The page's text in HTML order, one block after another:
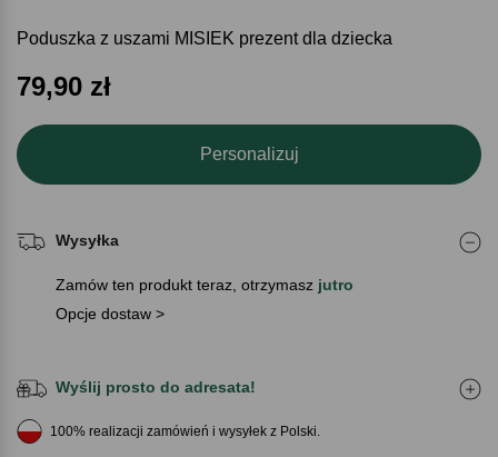
Poduszka z uszami MISIEK prezent dla dziecka
79,90 zł
Personalizuj
Wysyłka
Zamów ten produkt teraz, otrzymasz jutro
Opcje dostaw >
Wyślij prosto do adresata!
100% realizacji zamówień i wysyłek z Polski.